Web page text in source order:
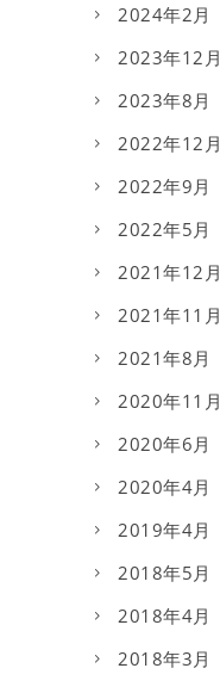
2024年2月
2023年12月
2023年8月
2022年12月
2022年9月
2022年5月
2021年12月
2021年11月
2021年8月
2020年11月
2020年6月
2020年4月
2019年4月
2018年5月
2018年4月
2018年3月